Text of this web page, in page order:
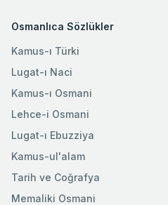
Osmanlıca Sözlükler
Kamus-ı Türki
Lugat-ı Naci
Kamus-ı Osmani
Lehce-i Osmani
Lugat-ı Ebuzziya
Kamus-ul'alam
Tarih ve Coğrafya
Memaliki Osmani